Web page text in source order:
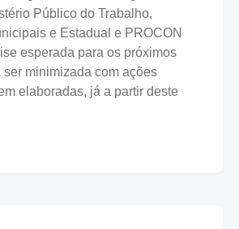
Público do Trabalho,
e Estadual e PROCON
esperada para os próximos
ser minimizada com ações
elaboradas, já a partir deste